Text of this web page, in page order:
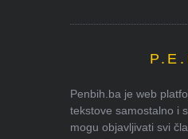
Penbih.ba je web
tekstove samostalno i
mogu objavljivati svi